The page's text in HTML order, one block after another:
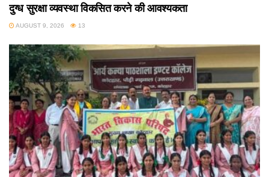
दुग्ध सुरक्षा व्यवस्था विकसित करने की आवश्यकता
AUGUST 9, 2026 13